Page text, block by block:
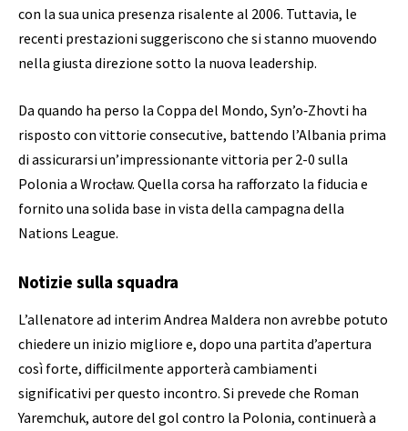
con la sua unica presenza risalente al 2006. Tuttavia, le
recenti prestazioni suggeriscono che si stanno muovendo
nella giusta direzione sotto la nuova leadership.
Da quando ha perso la Coppa del Mondo, Syn’o‑Zhovti ha
risposto con vittorie consecutive, battendo l’Albania prima
di assicurarsi un’impressionante vittoria per 2-0 sulla
Polonia a Wrocław. Quella corsa ha rafforzato la fiducia e
fornito una solida base in vista della campagna della
Nations League.
Notizie sulla squadra
L’allenatore ad interim Andrea Maldera non avrebbe potuto
chiedere un inizio migliore e, dopo una partita d’apertura
così forte, difficilmente apporterà cambiamenti
significativi per questo incontro. Si prevede che Roman
Yaremchuk, autore del gol contro la Polonia, continuerà a